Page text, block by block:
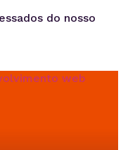
do nosso